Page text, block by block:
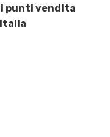
punti vendita
Italia